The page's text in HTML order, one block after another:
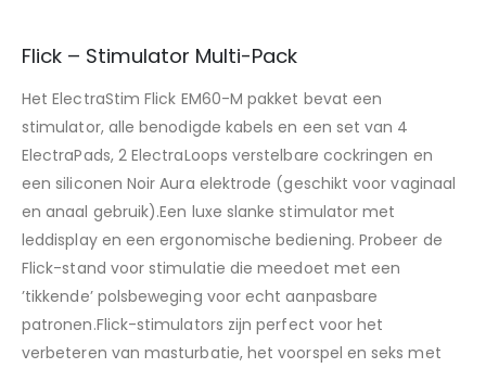
Flick – Stimulator Multi-Pack
Het ElectraStim Flick EM60-M pakket bevat een
stimulator, alle benodigde kabels en een set van 4
ElectraPads, 2 ElectraLoops verstelbare cockringen en
een siliconen Noir Aura elektrode (geschikt voor vaginaal
en anaal gebruik).Een luxe slanke stimulator met
leddisplay en een ergonomische bediening. Probeer de
Flick-stand voor stimulatie die meedoet met een
’tikkende’ polsbeweging voor echt aanpasbare
patronen.Flick-stimulators zijn perfect voor het
verbeteren van masturbatie, het voorspel en seks met